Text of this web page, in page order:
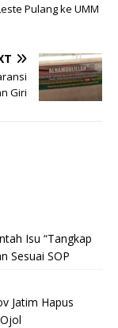
Pulang ke UMM
Giri
Isu “Tangkap
Sesuai SOP
Jatim Hapus